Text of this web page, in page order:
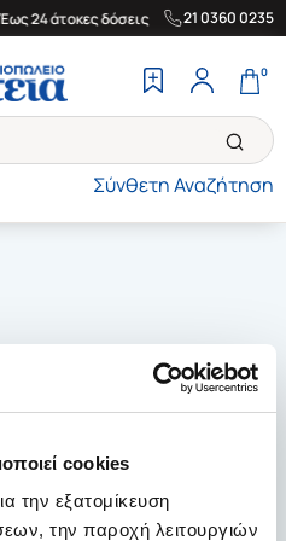
cookies
την εξατομίκευση
την παροχή λειτουργιών
24 άτοκες δόσεις | Δωρεάν
21 0360 0235
Σύνθετη Αναζήτηση
0